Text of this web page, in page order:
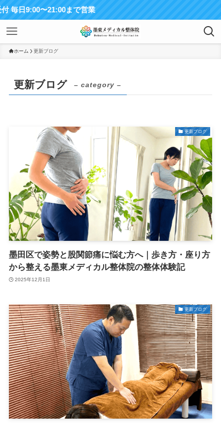
〜21:00まで営業
ホーム 更新ブログ
更新ブログ – category –
更新ブログ
墨田区で姿勢と股関節痛に悩む方へ｜歩き方・座り方
から整える墨東メディカル整体院の整体体験記
2025年12月1日
更新ブログ